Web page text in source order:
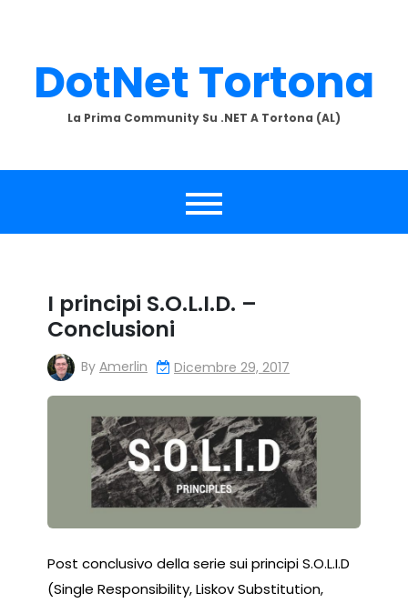
DotNet Tortona
La Prima Community Su .NET A Tortona (AL)
I principi S.O.L.I.D. –
Conclusioni
By Amerlin Dicembre 29, 2017
Post conclusivo della serie sui principi S.O.L.I.D
(Single Responsibility, Liskov Substitution,